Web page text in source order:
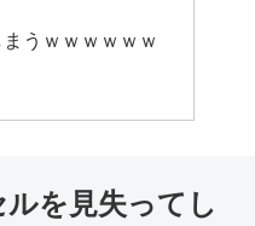
うｗｗｗｗｗｗ
を見失ってし